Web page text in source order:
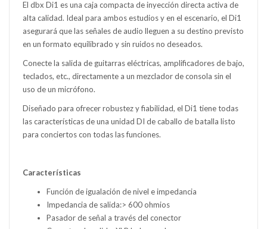
El dbx Di1 es una caja compacta de inyección directa activa de
alta calidad. Ideal para ambos estudios y en el escenario, el Di1
asegurará que las señales de audio lleguen a su destino previsto
en un formato equilibrado y sin ruidos no deseados.
Conecte la salida de guitarras eléctricas, amplificadores de bajo,
teclados, etc., directamente a un mezclador de consola sin el
uso de un micrófono.
Diseñado para ofrecer robustez y fiabilidad, el Di1 tiene todas
las características de una unidad DI de caballo de batalla listo
para conciertos con todas las funciones.
Características
Función de igualación de nivel e impedancia
Impedancia de salida:> 600 ohmios
Pasador de señal a través del conector